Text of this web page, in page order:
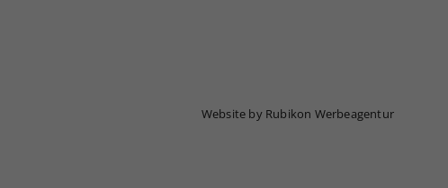
Website by Rubikon Werbeagentur